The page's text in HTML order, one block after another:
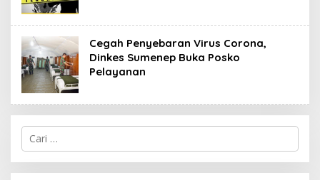
Cegah Penyebaran Virus Corona,
Dinkes Sumenep Buka Posko
Pelayanan
Cari
untuk: